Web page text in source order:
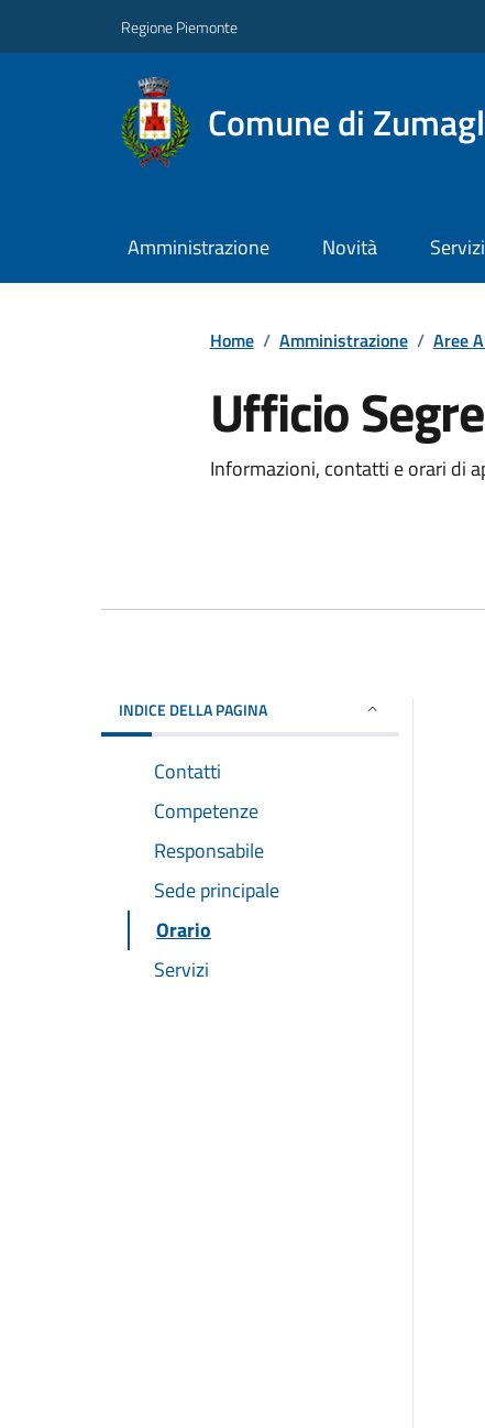
Regione Piemonte
Comune di
Amministrazione Novità Servizi
Home / Amministrazione / Aree
Ufficio
Informazioni, contatti e orari di
INDICE DELLA PAGINA
Contatti
Competenze
Responsabile
Sede principale
Orario
Servizi